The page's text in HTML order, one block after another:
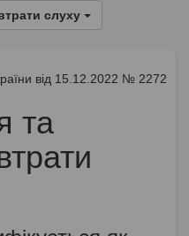
слуху
від 15.12.2022 № 2272
та